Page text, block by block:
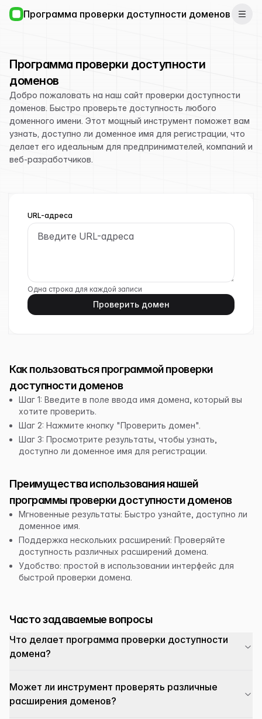
Программа проверки доступности доменов
Программа проверки доступности
доменов
Добро пожаловать на наш сайт проверки доступности
доменов. Быстро проверьте доступность любого
доменного имени. Этот мощный инструмент поможет вам
узнать, доступно ли доменное имя для регистрации, что
делает его идеальным для предпринимателей, компаний и
веб-разработчиков.
URL-адреса
Одна строка для каждой записи
Проверить домен
Как пользоваться программой проверки
доступности доменов
Шаг 1: Введите в поле ввода имя домена, который вы
хотите проверить.
Шаг 2: Нажмите кнопку "Проверить домен".
Шаг 3: Просмотрите результаты, чтобы узнать,
доступно ли доменное имя для регистрации.
Преимущества использования нашей
программы проверки доступности доменов
Мгновенные результаты: Быстро узнайте, доступно ли
доменное имя.
Поддержка нескольких расширений: Проверяйте
доступность различных расширений домена.
Удобство: простой в использовании интерфейс для
быстрой проверки домена.
Часто задаваемые вопросы
Что делает программа проверки доступности
домена?
Может ли инструмент проверять различные
расширения доменов?